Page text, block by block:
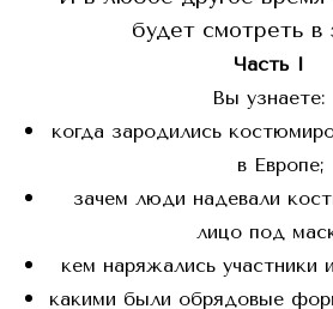
будет смотреть в
Часть I
Вы узнаете:
когда зародились
в Европе;
зачем люди надевали
лицо под
кем наряжались участники
какими были обрядовые